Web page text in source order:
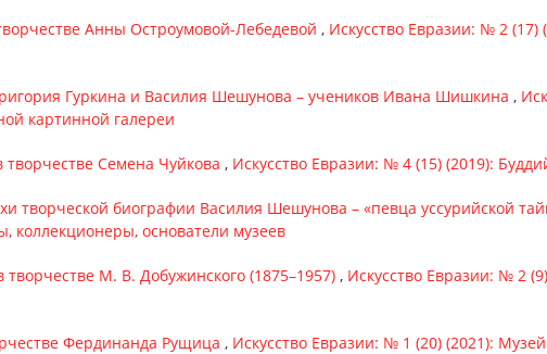
Анны Остроумовой-Лебедевой , Искусство Евразии: № 2 (17)
Гуркина и Василия Шешунова – учеников Ивана Шишкина ,
картинной галереи
Семена Чуйкова , Искусство Евразии: № 4 (15) (2019):
творческой биографии Василия Шешунова – «певца уссурийской
коллекционеры, основатели музеев
творчестве М. В. Добужинского (1875–1957) , Искусство Евразии: № 2
Фердинанда Рущица , Искусство Евразии: № 1 (20) (2021):